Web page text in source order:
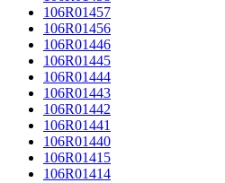
106R01457
106R01456
106R01446
106R01445
106R01444
106R01443
106R01442
106R01441
106R01440
106R01415
106R01414